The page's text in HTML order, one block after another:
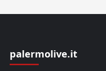
palermolive.it